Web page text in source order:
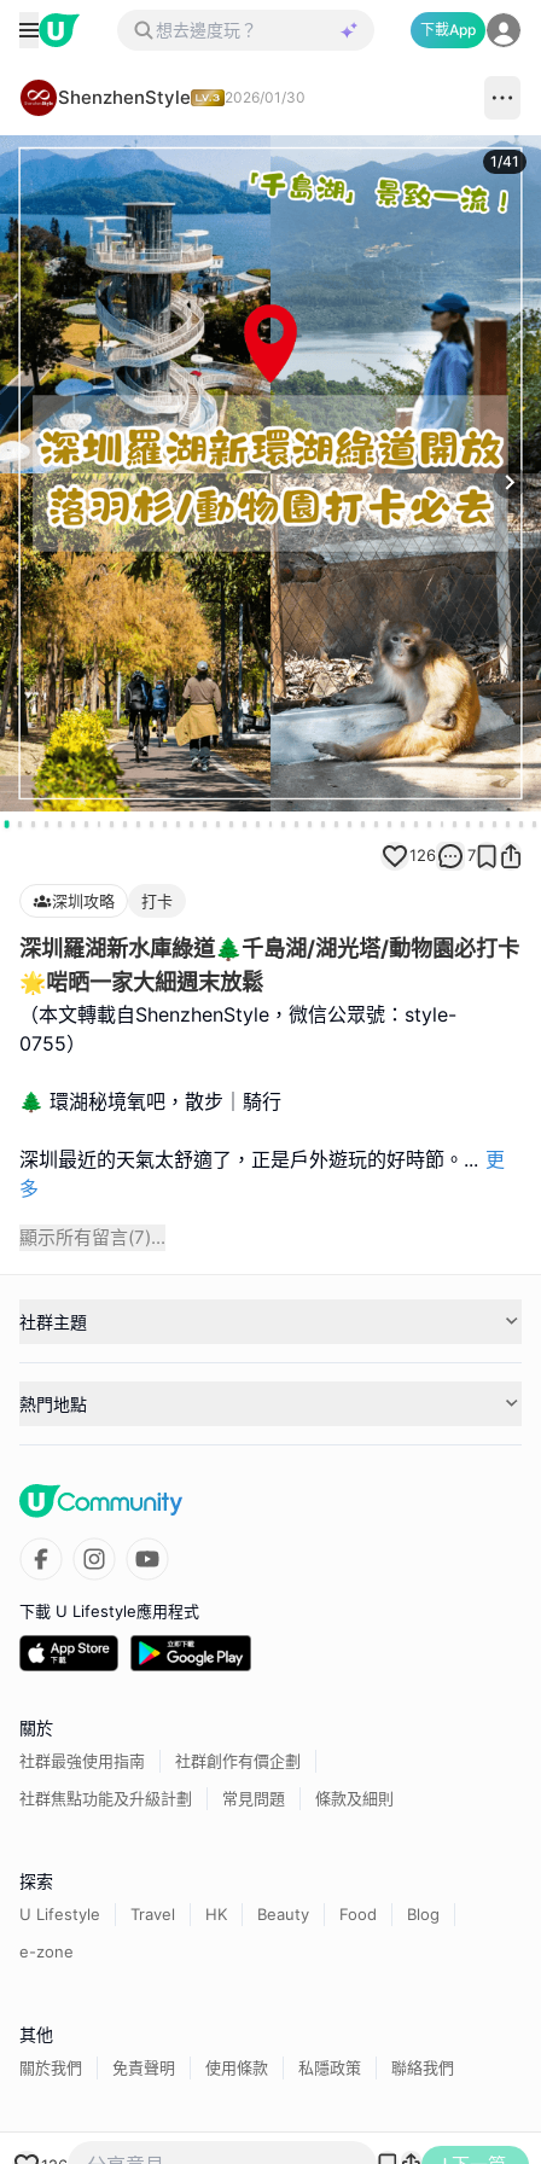
下載App
ShenzhenStyle 2026/01/30
1/41
126 7
深圳攻略 打卡
深圳羅湖新水庫綠道🌲千島湖/湖光塔/動物園必打卡
🌟啱晒一家大細週末放鬆
（本文轉載自ShenzhenStyle，微信公眾號：style-
0755）
🌲 環湖秘境氧吧，散步｜騎行
深圳最近的天氣太舒適了，正是戶外遊玩的好時節。 ... 更
多
顯示所有留言(7)...
社群主題
熱門地點
下載 U Lifestyle應用程式
關於
社群最強使用指南
社群創作有價企劃
社群焦點功能及升級計劃
常見問題 條款及細則
探索
U Lifestyle Travel HK Beauty Food
Blog
e-zone
其他
關於我們 免責聲明 使用條款 私隱政策 聯絡我們